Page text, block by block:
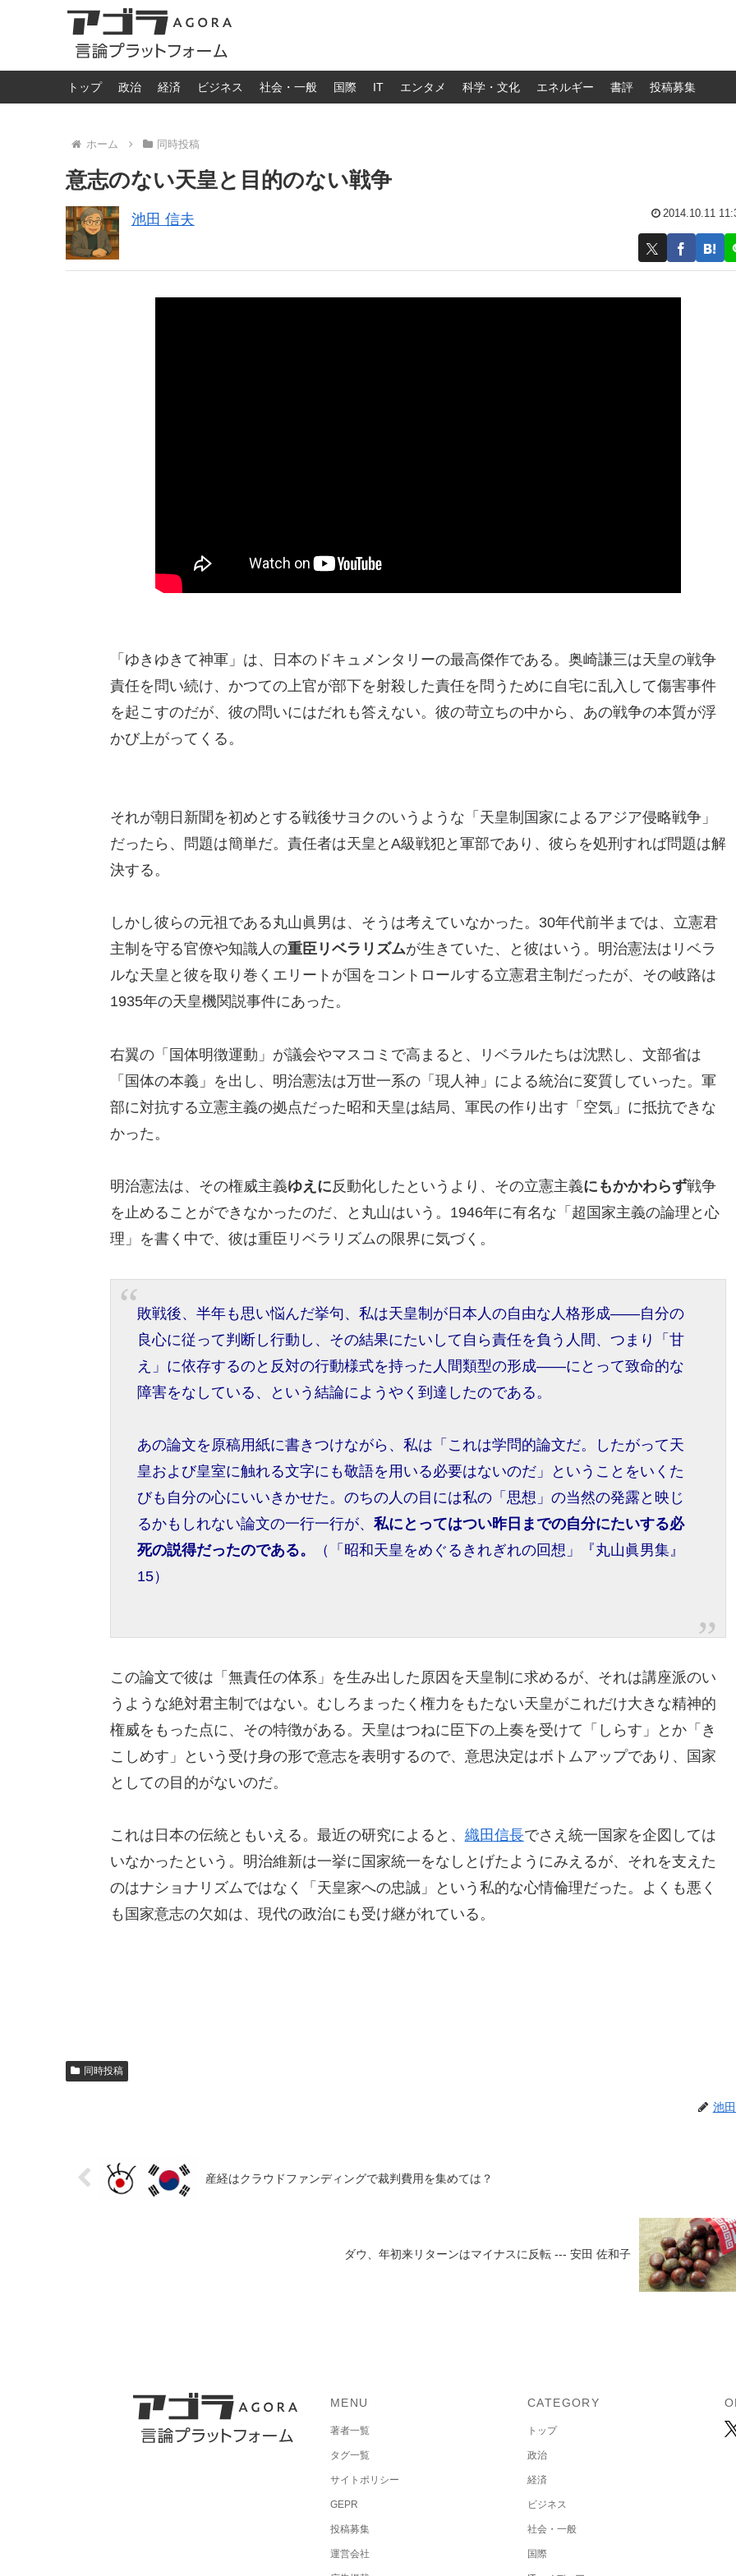
トップ 政治 経済 ビジネス 社会・一般 国際 IT エンタメ 科学・文化 エネルギー 書評 投稿募集
ホーム 同時投稿
意志のない天皇と目的のない戦争
池田 信夫 2014.10.11
「ゆきゆきて神軍」は、日本のドキュメンタリーの最高傑作である。奥崎謙三は天皇の戦争
責任を問い続け、かつての上官が部下を射殺した責任を問うために自宅に乱入して傷害事件
を起こすのだが、彼の問いにはだれも答えない。彼の苛立ちの中から、あの戦争の本質が浮
かび上がってくる。
それが朝日新聞を初めとする戦後サヨクのいうような「天皇制国家によるアジア侵略戦争」
だったら、問題は簡単だ。責任者は天皇とA級戦犯と軍部であり、彼らを処刑すれば問題は解
決する。
しかし彼らの元祖である丸山眞男は、そうは考えていなかった。30年代前半までは、立憲君
主制を守る官僚や知識人の重臣リベラリズムが生きていた、と彼はいう。明治憲法はリベラ
ルな天皇と彼を取り巻くエリートが国をコントロールする立憲君主制だったが、その岐路は
1935年の天皇機関説事件にあった。
右翼の「国体明徴運動」が議会やマスコミで高まると、リベラルたちは沈黙し、文部省は
「国体の本義」を出し、明治憲法は万世一系の「現人神」による統治に変質していった。軍
部に対抗する立憲主義の拠点だった昭和天皇は結局、軍民の作り出す「空気」に抵抗できな
かった。
明治憲法は、その権威主義ゆえに反動化したというより、その立憲主義にもかかわらず戦争
を止めることができなかったのだ、と丸山はいう。1946年に有名な「超国家主義の論理と心
理」を書く中で、彼は重臣リベラリズムの限界に気づく。
敗戦後、半年も思い悩んだ挙句、私は天皇制が日本人の自由な人格形成――自分の
良心に従って判断し行動し、その結果にたいして自ら責任を負う人間、つまり「甘
え」に依存するのと反対の行動様式を持った人間類型の形成――にとって致命的な
障害をなしている、という結論にようやく到達したのである。
あの論文を原稿用紙に書きつけながら、私は「これは学問的論文だ。したがって天
皇および皇室に触れる文字にも敬語を用いる必要はないのだ」ということをいくた
びも自分の心にいいきかせた。のちの人の目には私の「思想」の当然の発露と映じ
るかもしれない論文の一行一行が、私にとってはつい昨日までの自分にたいする必
死の説得だったのである。
（「昭和天皇をめぐるきれぎれの回想」『丸山眞男集』
15）
この論文で彼は「無責任の体系」を生み出した原因を天皇制に求めるが、それは講座派のい
うような絶対君主制ではない。むしろまったく権力をもたない天皇がこれだけ大きな精神的
権威をもった点に、その特徴がある。天皇はつねに臣下の上奏を受けて「しらす」とか「き
こしめす」という受け身の形で意志を表明するので、意思決定はボトムアップであり、国家
としての目的がないのだ。
これは日本の伝統ともいえる。最近の研究によると、 織田信長でさえ統一国家を企図しては
いなかったという。明治維新は一挙に国家統一をなしとげたようにみえるが、それを支えた
のはナショナリズムではなく「天皇家への忠誠」という私的な心情倫理だった。よくも悪く
も国家意志の欠如は、現代の政治にも受け継がれている。
同時投稿
池
産経はクラウドファンディングで裁判費用を集めては？
ダウ、年初来リターンはマイナスに反転 --- 安田 佐和子
MENU
著者一覧
タグ一覧
サイトポリシー
GEPR
投稿募集
運営会社
CATEGORY
トップ
政治
経済
ビジネス
社会・一般
国際